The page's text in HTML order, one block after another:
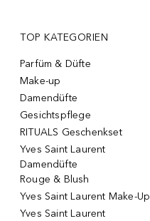
TOP KATEGORIEN
Parfüm & Düfte
Make-up
Damendüfte
Gesichtspflege
RITUALS Geschenkset
Yves Saint Laurent
Damendüfte
Rouge & Blush
Yves Saint Laurent Make-Up
Yves Saint Laurent